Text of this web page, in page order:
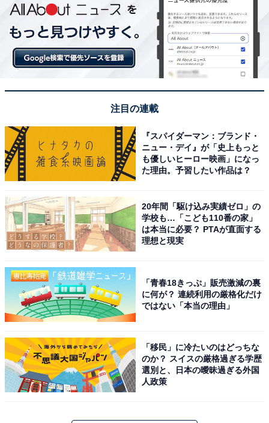
注目の連載
『スパイダーマン：ブランド・
ニュー・デイ』が「史上もっと
も優しいヒーロー映画」になっ
た理由。予習したい作品は？
20年間「駆け込み実績ゼロ」の
学校も…「こども110番の家」
は本当に必要？ PTAが直面する
理想と現実
「青春18きっぷ」販売激減の裏
に何が？ 連続利用の厳格化だけ
ではない「本当の理由」
「移民」に冷たいのはどっちな
のか？ スイスの厳格過ぎる学歴
選別と、日本の曖昧過ぎる外国
人政策